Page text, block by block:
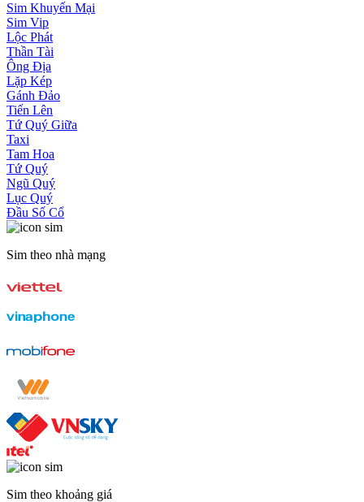
Sim Khuyến Mại
Sim Vip
Lộc Phát
Thần Tài
Ông Địa
Lặp Kép
Gánh Đảo
Tiến Lên
Tứ Quý Giữa
Taxi
Tam Hoa
Tứ Quý
Ngũ Quý
Lục Quý
Đầu Số Cổ
Sim theo nhà mạng
Sim theo khoảng giá